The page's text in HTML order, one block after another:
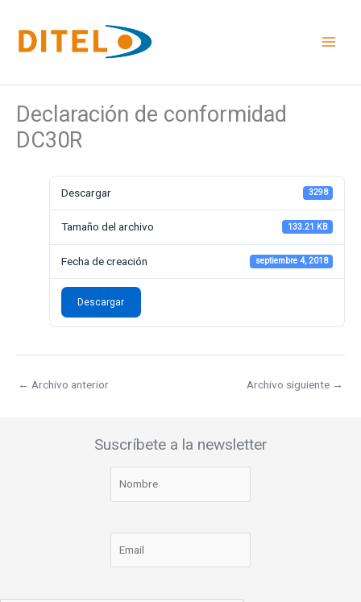
contenido
Declaración de conformidad
DC30R
Descargar 3298
Tamaño del archivo 133.21 KB
Fecha de creación septiembre 4, 2018
Descargar
← Archivo anterior Archivo siguiente →
Suscríbete a la newsletter